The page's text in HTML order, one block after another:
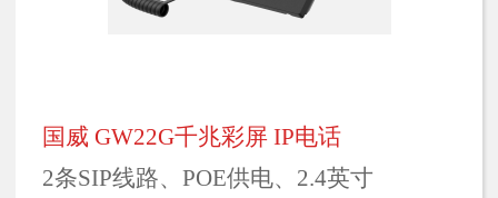
国威 GW22G千兆彩屏 IP电话
2条SIP线路、POE供电、2.4英寸